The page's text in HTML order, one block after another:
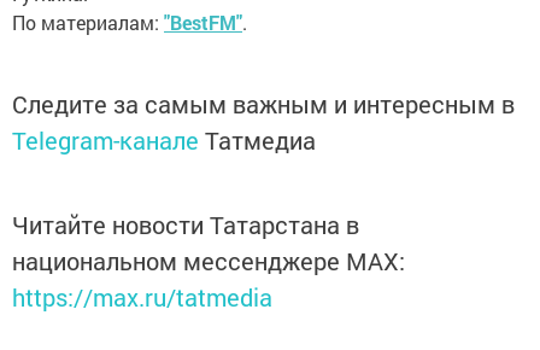
По материалам: "BestFM".
Следите за самым важным и интересным в
Telegram-канале Татмедиа
Читайте новости Татарстана в
национальном мессенджере MАХ:
https://max.ru/tatmedia